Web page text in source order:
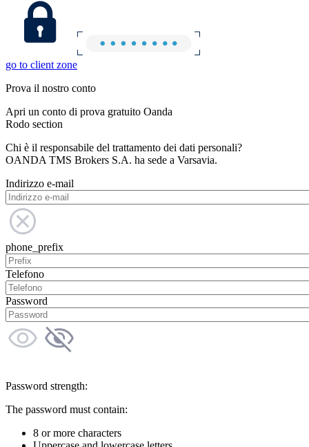
go to client zone
Prova il nostro conto
Apri un conto di prova gratuito Oanda
Rodo section
Chi è il responsabile del trattamento dei dati personali?
OANDA TMS Brokers S.A. ha sede a Varsavia.
Indirizzo e-mail
phone_prefix
Telefono
Password
Password strength:
The password must contain:
8 or more characters